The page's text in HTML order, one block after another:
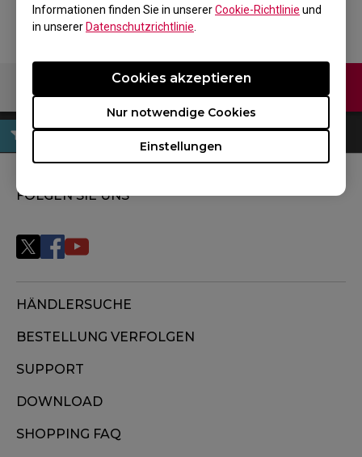
Informationen finden Sie in unsererCookie-Richtlinie und
in unserer Datenschutzrichtlinie
Einstellungen
Nur notwendige Cookies
Cookies akzeptieren
Kontaktiere uns
FOLGEN SIE UNS
HÄNDLERSUCHE
BESTELLUNG VERFOLGEN
SUPPORT
DOWNLOAD
SHOPPING FAQ